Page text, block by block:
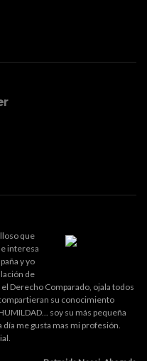
que
interesa
y yo
de
Derecho Comparado, ojala todos
su conocimiento
soy su más pequeña
día me gusta mas mi profesión.